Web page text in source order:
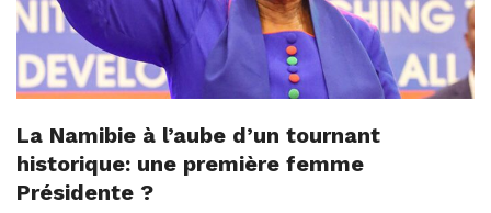
La Namibie à l’aube d’un tournant
historique: une première femme
Présidente ?